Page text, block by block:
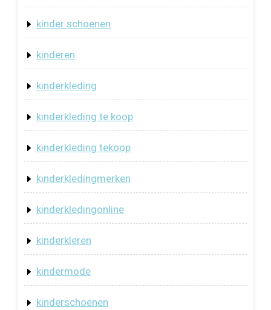
kinder schoenen
kinderen
kinderkleding
kinderkleding te koop
kinderkleding tekoop
kinderkledingmerken
kinderkledingonline
kinderkleren
kindermode
kinderschoenen